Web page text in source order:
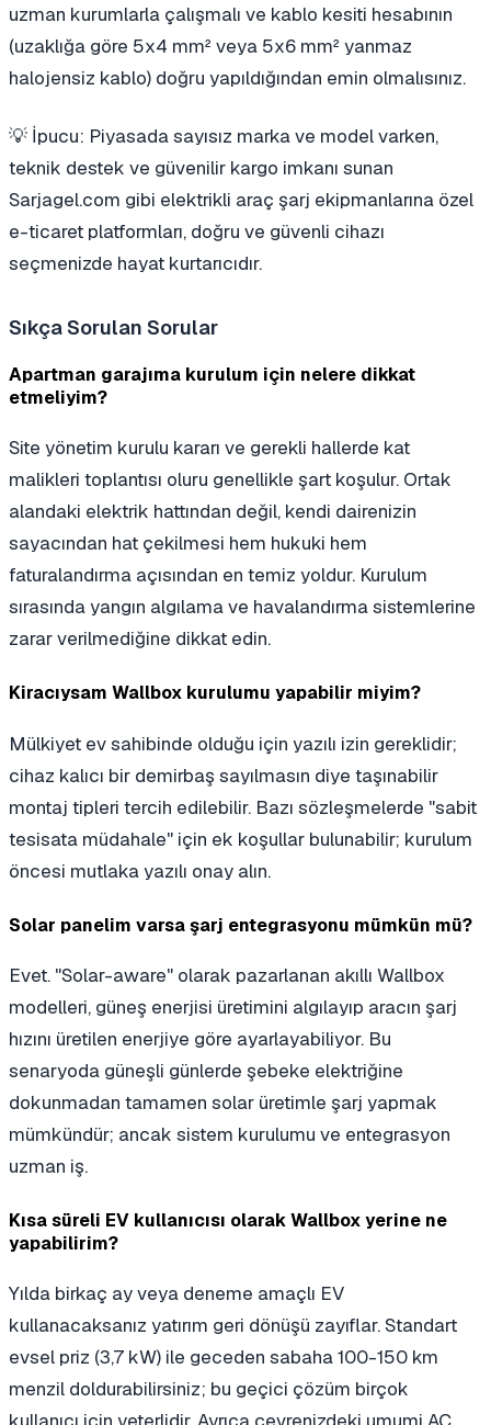
uzman kurumlarla çalışmalı ve kablo kesiti hesabının
(uzaklığa göre 5x4 mm² veya 5x6 mm² yanmaz
halojensiz kablo) doğru yapıldığından emin olmalısınız.
💡 İpucu: Piyasada sayısız marka ve model varken,
teknik destek ve güvenilir kargo imkanı sunan
Sarjagel.com gibi elektrikli araç şarj ekipmanlarına özel
e-ticaret platformları, doğru ve güvenli cihazı
seçmenizde hayat kurtarıcıdır.
Sıkça Sorulan Sorular
Apartman garajıma kurulum için nelere dikkat
etmeliyim?
Site yönetim kurulu kararı ve gerekli hallerde kat
malikleri toplantısı oluru genellikle şart koşulur. Ortak
alandaki elektrik hattından değil, kendi dairenizin
sayacından hat çekilmesi hem hukuki hem
faturalandırma açısından en temiz yoldur. Kurulum
sırasında yangın algılama ve havalandırma sistemlerine
zarar verilmediğine dikkat edin.
Kiracıysam Wallbox kurulumu yapabilir miyim?
Mülkiyet ev sahibinde olduğu için yazılı izin gereklidir;
cihaz kalıcı bir demirbaş sayılmasın diye taşınabilir
montaj tipleri tercih edilebilir. Bazı sözleşmelerde "sabit
tesisata müdahale" için ek koşullar bulunabilir; kurulum
öncesi mutlaka yazılı onay alın.
Solar panelim varsa şarj entegrasyonu mümkün mü?
Evet. "Solar-aware" olarak pazarlanan akıllı Wallbox
modelleri, güneş enerjisi üretimini algılayıp aracın şarj
hızını üretilen enerjiye göre ayarlayabiliyor. Bu
senaryoda güneşli günlerde şebeke elektriğine
dokunmadan tamamen solar üretimle şarj yapmak
mümkündür; ancak sistem kurulumu ve entegrasyon
uzman iş.
Kısa süreli EV kullanıcısı olarak Wallbox yerine ne
yapabilirim?
Yılda birkaç ay veya deneme amaçlı EV
kullanacaksanız yatırım geri dönüşü zayıflar. Standart
evsel priz (3,7 kW) ile geceden sabaha 100-150 km
menzil doldurabilirsiniz; bu geçici çözüm birçok